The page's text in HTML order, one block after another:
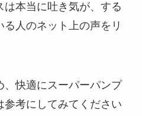
本当に吐き気が、する
人のネット上の声をリ
、快適にスーパーパンプ
参考にしてみてください